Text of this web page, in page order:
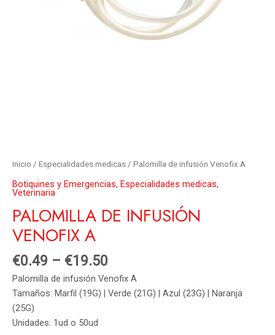
Inicio / Especialidades medicas / Palomilla de infusión Venofix A
Botiquines y Emergencias, Especialidades medicas,
Veterinaria
PALOMILLA DE INFUSIÓN
VENOFIX A
€0.49 – €19.50
Palomilla de infusión Venofix A
Tamaños: Marfil (19G) | Verde (21G) | Azul (23G) | Naranja
(25G)
Unidades: 1ud o 50ud